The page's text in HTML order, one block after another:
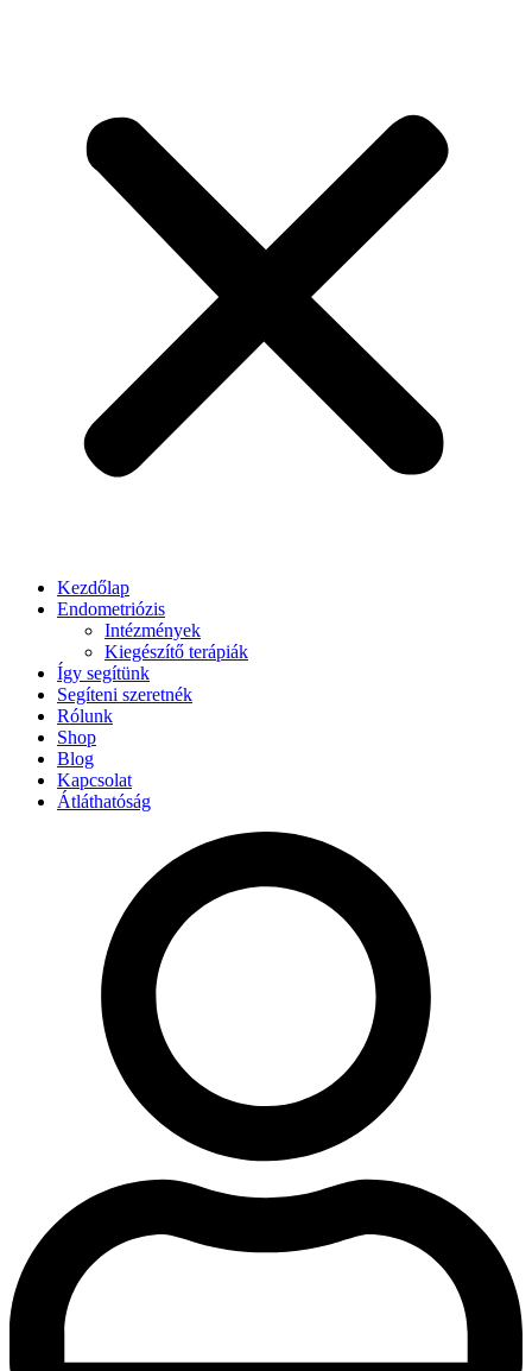
Kezdőlap
Endometriózis
Intézmények
Kiegészítő terápiák
Így segítünk
Segíteni szeretnék
Rólunk
Shop
Blog
Kapcsolat
Átláthatóság